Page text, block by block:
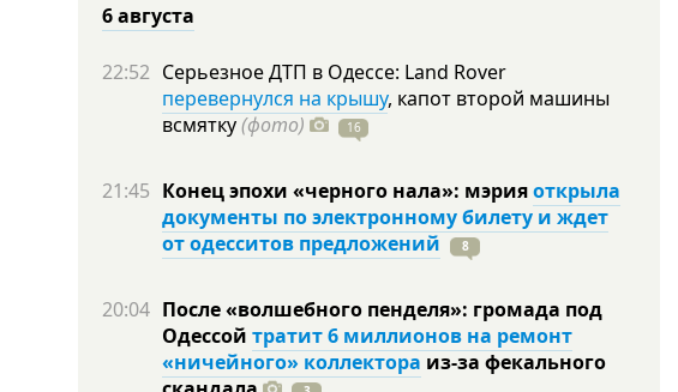
6 августа
22:52 Серьезное ДТП в Одессе: Land Rover
перевернулся на крышу, капот второй машины
всмятку(фото) 16
21:45 Конец эпохи «черного нала»: мэрияоткрыла
документы по электронному билету и ждет
от одесситов предложений
8
20:04 После «волшебного пенделя»: громада под
Одессой тратит 6 миллионов на ремонт
«ничейного» коллектора из-за фекального